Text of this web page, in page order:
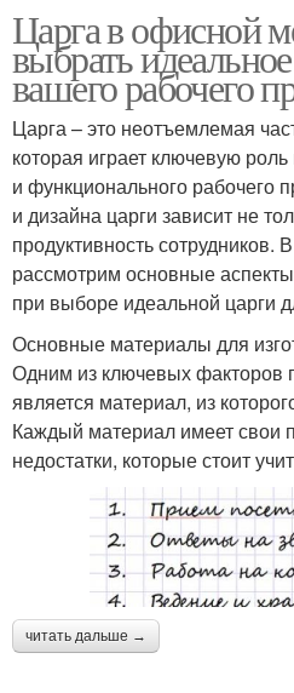
Царга в офисной
выбрать
вашего рабочего
Царга – это неотъемлемая
которая играет ключевую
и функционального рабочего
и дизайна царги зависит не
продуктивность сотрудников.
рассмотрим основные
при выборе идеальной царги
Основные материалы для
Одним из ключевых факторов
является материал, из
Каждый материал имеет свои
недостатки, которые стоит
читать дальше →